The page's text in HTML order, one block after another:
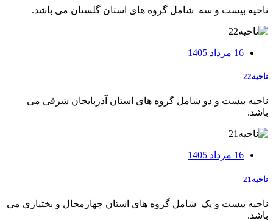
ناحيه بيست و سه شامل گروه های استان گلستان می باشد.
16 مرداد 1405
ناحیه22
ناحيه بيست و دو شامل گروه های استان آذربايجان شرقی می
باشد.
16 مرداد 1405
ناحیه21
ناحيه بيست و يک شامل گروه های استان چهارمحال و بختياری می
باشد.